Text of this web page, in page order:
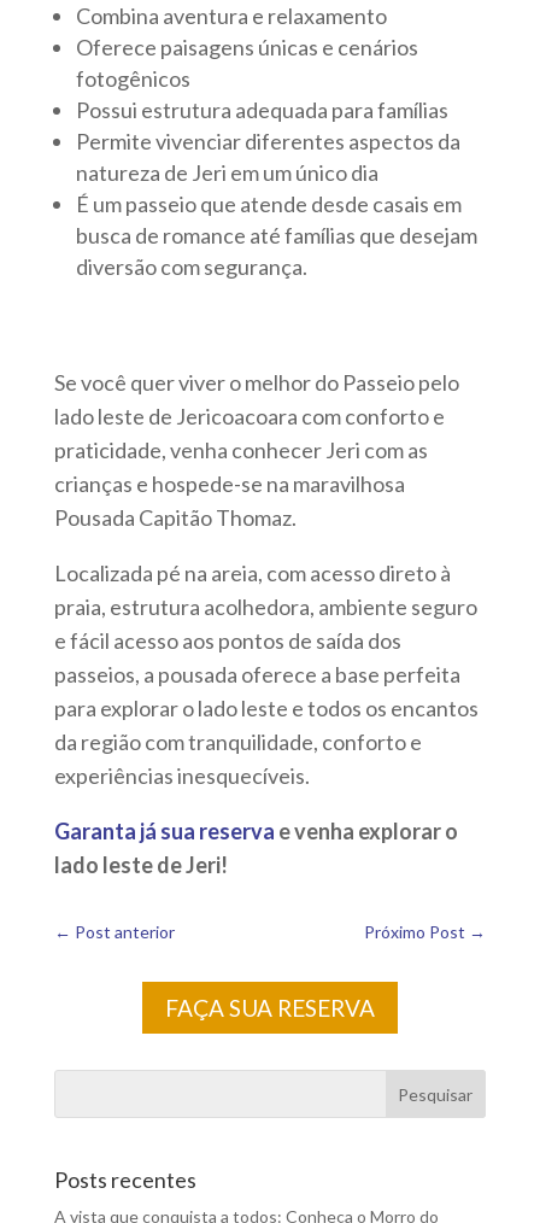
Combina aventura e relaxamento
Oferece paisagens únicas e cenários
fotogênicos
Possui estrutura adequada para famílias
Permite vivenciar diferentes aspectos da
natureza de Jeri em um único dia
É um passeio que atende desde casais em
busca de romance até famílias que desejam
diversão com segurança.
Se você quer viver o melhor do Passeio pelo
lado leste de Jericoacoara com conforto e
praticidade, venha conhecer Jeri com as
crianças e hospede-se na maravilhosa
Pousada Capitão Thomaz.
Localizada pé na areia, com acesso direto à
praia, estrutura acolhedora, ambiente seguro
e fácil acesso aos pontos de saída dos
passeios, a pousada oferece a base perfeita
para explorar o lado leste e todos os encantos
da região com tranquilidade, conforto e
experiências inesquecíveis.
Garanta já sua reserva e venha explorar o
lado leste de Jeri!
← Post anterior Próximo Post →
FAÇA SUA RESERVA
Posts recentes
A vista que conquista a todos: Conheça o Morro do